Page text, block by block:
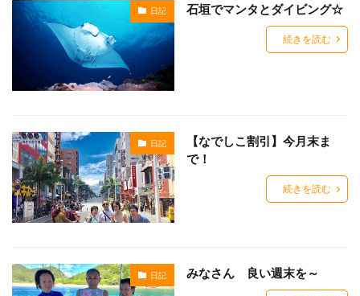
日記 石垣でマンタとダイビング☆
続きを読む
日記
【なでしこ割引】今月末ま
で！
続きを読む
日記 みなさん 良い週末を～